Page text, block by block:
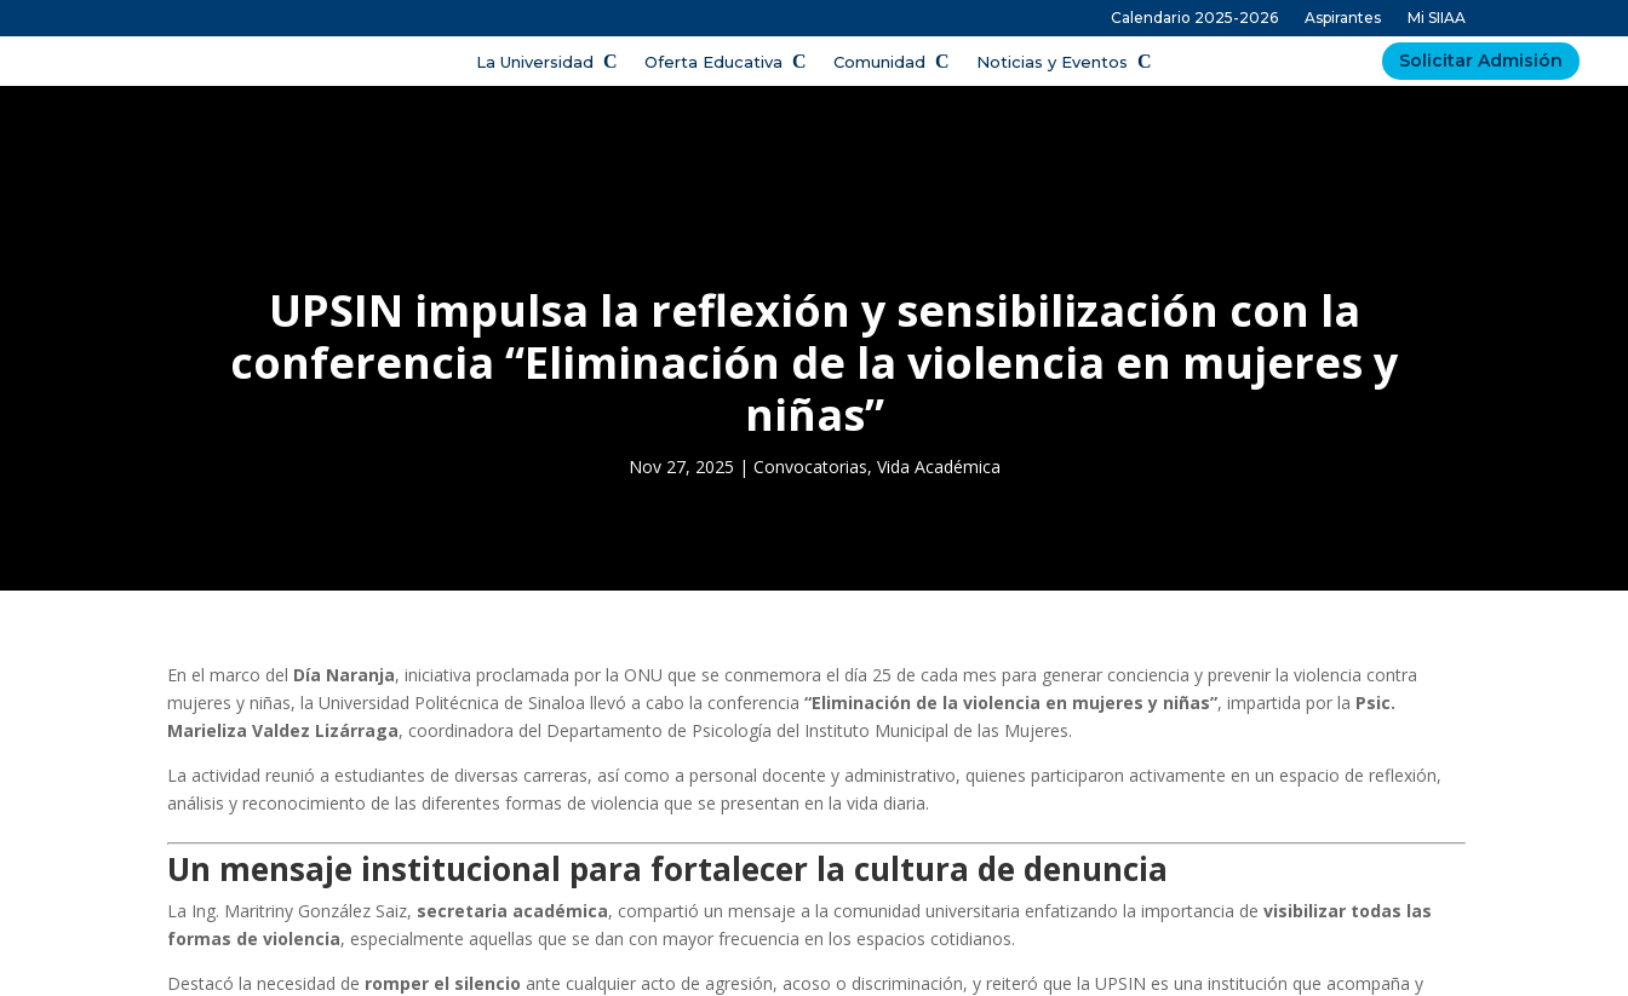
Calendario 2025-2026 Aspirantes Mi SIIAA
La Universidad Oferta Educativa Comunidad Noticias y Eventos Solicitar Admisión
UPSIN impulsa la reflexión y sensibilización con la
conferencia “Eliminación de la violencia en mujeres y
niñas”
Nov 27, 2025 | Convocatorias, Vida Académica
En el marco del Día Naranja, iniciativa proclamada por la ONU que se conmemora el día 25 de cada mes para generar conciencia y prevenir la violencia contra
mujeres y niñas, la Universidad Politécnica de Sinaloa llevó a cabo la conferencia“Eliminación de la violencia en mujeres y niñas”, impartida por la Psic.
Marieliza Valdez Lizárraga, coordinadora del Departamento de Psicología del Instituto Municipal de las Mujeres.
La actividad reunió a estudiantes de diversas carreras, así como a personal docente y administrativo, quienes participaron activamente en un espacio de reflexión,
análisis y reconocimiento de las diferentes formas de violencia que se presentan en la vida diaria.
Un mensaje institucional para fortalecer la cultura de denuncia
La Ing. Maritriny González Saiz, secretaria académica, compartió un mensaje a la comunidad universitaria enfatizando la importancia devisibilizar todas las
formas de violencia, especialmente aquellas que se dan con mayor frecuencia en los espacios cotidianos.
Destacó la necesidad de romper el silencio ante cualquier acto de agresión, acoso o discriminación, y reiteró que la UPSIN es una institución que acompaña y